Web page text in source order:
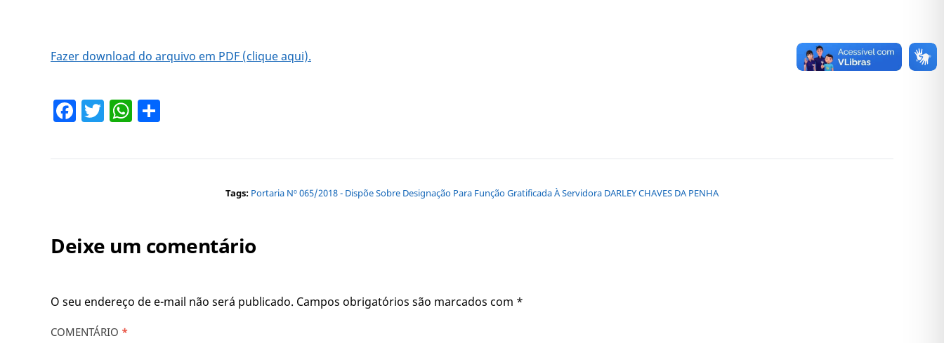
Fazer download do arquivo em PDF (clique aqui).
Facebook
TwitterWhatsApp
Tags: Portaria Nº 065/2018 - Dispõe Sobre Designação Para Função Gratificada À Servidora DARLEY CHAVES DA PENHA
Deixe um comentário
O seu endereço de e-mail não será publicado. Campos obrigatórios são marcados com *
COMENTÁRIO *